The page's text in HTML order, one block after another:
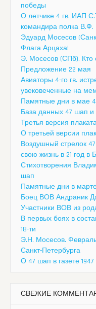
победы
О летчике 4 гв. ИАП
командира полка В.Ф.
Эдуард Мосесов
Флага Арцаха!
Э. Мосесов (СПб). Кто
Предложение 22 мая
Авиаторы 4-го гв.
увековеченные на
Памятные дни в мае
База данных 47 шап и
Третья версия
О третьей версии
Воздушный стрелок
свою жизнь в 21 год в
Стихотворения
шап
Памятные дни в
Боец ВОВ Андраник
Участники ВОВ из
В первых боях в
18-ти
Э.Н. Мосесов.
Санкт-Петербурга
О 47 шап в газете 1947
СВЕЖИЕ